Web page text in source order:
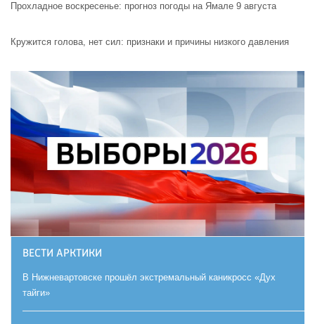
Прохладное воскресенье: прогноз погоды на Ямале 9 августа
Кружится голова, нет сил: признаки и причины низкого давления
ВЕСТИ АРКТИКИ
В Нижневартовске прошёл экстремальный каникросс «Дух
тайги»